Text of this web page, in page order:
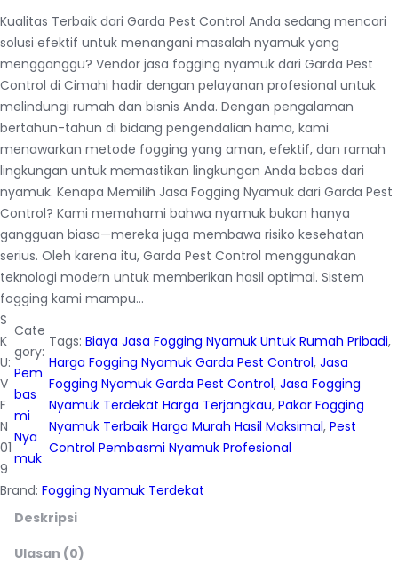
Kualitas Terbaik dari Garda Pest Control Anda sedang mencari
solusi efektif untuk menangani masalah nyamuk yang
mengganggu? Vendor jasa fogging nyamuk dari Garda Pest
Control di Cimahi hadir dengan pelayanan profesional untuk
melindungi rumah dan bisnis Anda. Dengan pengalaman
bertahun-tahun di bidang pengendalian hama, kami
menawarkan metode fogging yang aman, efektif, dan ramah
lingkungan untuk memastikan lingkungan Anda bebas dari
nyamuk. Kenapa Memilih Jasa Fogging Nyamuk dari Garda Pest
Control? Kami memahami bahwa nyamuk bukan hanya
gangguan biasa—mereka juga membawa risiko kesehatan
serius. Oleh karena itu, Garda Pest Control menggunakan
teknologi modern untuk memberikan hasil optimal. Sistem
fogging kami mampu…
S
K
U:
V
F
N
01
9
Cate
gory:
Pem
bas
mi
Nya
muk
Tags:Biaya Jasa Fogging Nyamuk Untuk Rumah Pribadi,
Harga Fogging Nyamuk Garda Pest Control, Jasa
Fogging Nyamuk Garda Pest Control, Jasa Fogging
Nyamuk Terdekat Harga Terjangkau, Pakar Fogging
Nyamuk Terbaik Harga Murah Hasil Maksimal, Pest
Control Pembasmi Nyamuk Profesional
Brand: Fogging Nyamuk Terdekat
Deskripsi
Ulasan (0)